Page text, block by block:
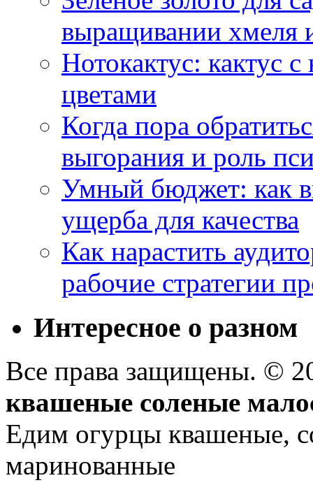
выращивании хмеля
Нотокактус: кактус
цветами
Когда пора
выгорания и роль
Умный бюджет: как
ущерба для качества
Как нарастить
рабочие стратегии
Интересное о разном
Все права защищены. ©
квашеные соленые
Едим огурцы квашеные,
маринованные